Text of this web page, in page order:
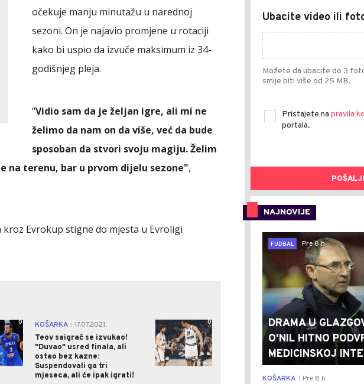
očekuje manju minutažu u narednoj
sezoni. On je najavio promjene u rotaciji
kako bi uspio da izvuče maksimum iz 34-
godišnjeg pleja.
"Vidio sam da je željan igre, ali mi ne
želimo da nam on da više, već da bude
sposoban da stvori svoju magiju. Želim
na terenu, bar u prvom dijelu sezone",
Evrokup stigne do mjesta u Evroligi
0 KOŠARKA
17.07.2021.
Teov saigrač se izvukao!
"Duvao" usred finala, ali
ostao bez kazne:
Suspendovali ga tri
mjeseca, ali će ipak igrati!
0
Ubacite video ili
Možete da ubacite do 3
smije biti više od 25 MB.
Pristajete na pravila
portala.
POŠALJI
NAJNOVIJE
FUDBAL
Pre 8 h
DRAMA U
O'NIL HITNO
MEDICINSKOJ
KOŠARKA Pre 8 h